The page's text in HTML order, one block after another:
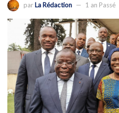
parLa Rédaction 1 an Passé